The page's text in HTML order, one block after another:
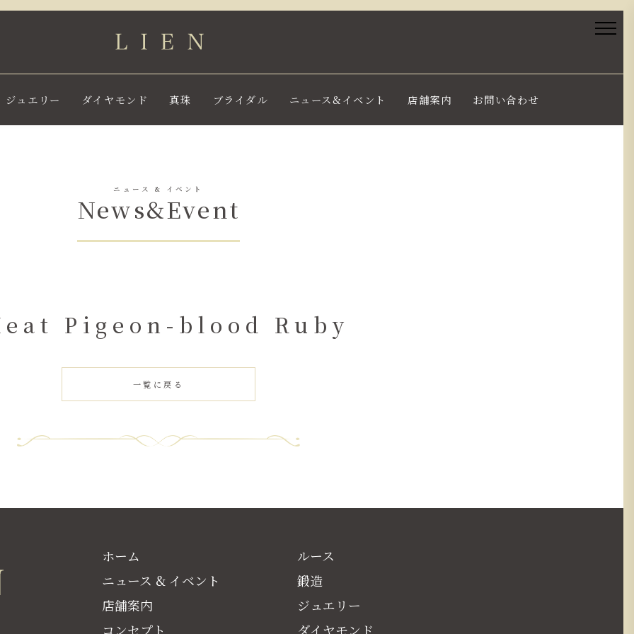
ジュエリー ダイヤモンド 真珠 ブライダル ニュース&イベント 店舗案内 お問い合わせ
ニュース & イベント
News&Event
Pigeon-blood Ruby
一覧に戻る
ホーム
ニュース & イベント
店舗案内
コンセプト
ルース
鍛造
ジュエリー
ダイヤモンド